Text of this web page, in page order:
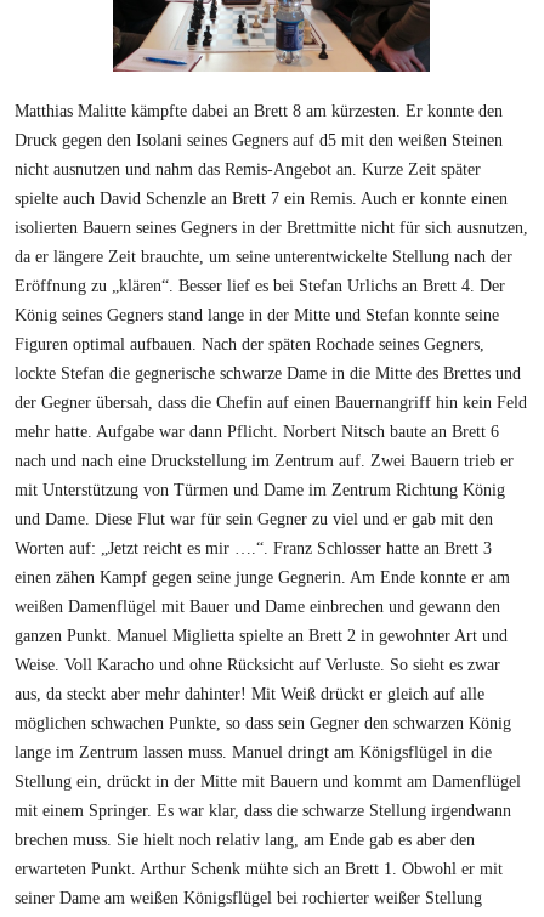
Matthias Malitte kämpfte dabei an Brett 8 am kürzesten. Er konnte den
Druck gegen den Isolani seines Gegners auf d5 mit den weißen Steinen
nicht ausnutzen und nahm das Remis-Angebot an. Kurze Zeit später
spielte auch David Schenzle an Brett 7 ein Remis. Auch er konnte einen
isolierten Bauern seines Gegners in der Brettmitte nicht für sich ausnutzen,
da er längere Zeit brauchte, um seine unterentwickelte Stellung nach der
Eröffnung zu „klären“. Besser lief es bei Stefan Urlichs an Brett 4. Der
König seines Gegners stand lange in der Mitte und Stefan konnte seine
Figuren optimal aufbauen. Nach der späten Rochade seines Gegners,
lockte Stefan die gegnerische schwarze Dame in die Mitte des Brettes und
der Gegner übersah, dass die Chefin auf einen Bauernangriff hin kein Feld
mehr hatte. Aufgabe war dann Pflicht. Norbert Nitsch baute an Brett 6
nach und nach eine Druckstellung im Zentrum auf. Zwei Bauern trieb er
mit Unterstützung von Türmen und Dame im Zentrum Richtung König
und Dame. Diese Flut war für sein Gegner zu viel und er gab mit den
Worten auf: „Jetzt reicht es mir ….“. Franz Schlosser hatte an Brett 3
einen zähen Kampf gegen seine junge Gegnerin. Am Ende konnte er am
weißen Damenflügel mit Bauer und Dame einbrechen und gewann den
ganzen Punkt. Manuel Miglietta spielte an Brett 2 in gewohnter Art und
Weise. Voll Karacho und ohne Rücksicht auf Verluste. So sieht es zwar
aus, da steckt aber mehr dahinter! Mit Weiß drückt er gleich auf alle
möglichen schwachen Punkte, so dass sein Gegner den schwarzen König
lange im Zentrum lassen muss. Manuel dringt am Königsflügel in die
Stellung ein, drückt in der Mitte mit Bauern und kommt am Damenflügel
mit einem Springer. Es war klar, dass die schwarze Stellung irgendwann
brechen muss. Sie hielt noch relativ lang, am Ende gab es aber den
erwarteten Punkt. Arthur Schenk mühte sich an Brett 1. Obwohl er mit
seiner Dame am weißen Königsflügel bei rochierter weißer Stellung